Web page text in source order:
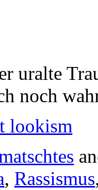
uralte
noch
lookism
, Rassismus